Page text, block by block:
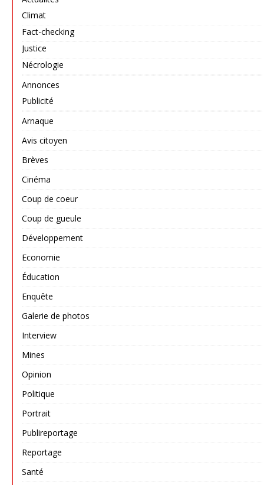
Climat
Fact-checking
Justice
Nécrologie
Annonces
Publicité
Arnaque
Avis citoyen
Brèves
Cinéma
Coup de coeur
Coup de gueule
Développement
Economie
Éducation
Enquête
Galerie de photos
Interview
Mines
Opinion
Politique
Portrait
Publireportage
Reportage
Santé